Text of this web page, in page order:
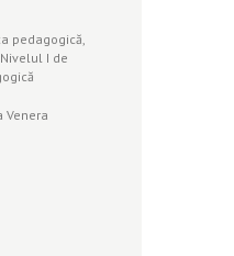
pedagogică,
I de
Venera